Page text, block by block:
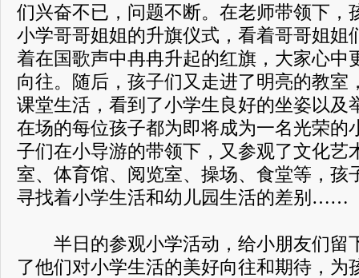
们兴奋不已，问题不断。在老师带领下，
小学哥哥姐姐的升旗仪式，看着哥哥姐姐
着在国歌声中冉冉升起的红旗，大家心中
向往。随后，孩子们又走进了明亮的教室
课堂生活，看到了小学生良好的坐姿以及
在场的每位孩子都为即将成为一名光荣的
子们在小导游的带领下，又参观了文化艺
室、体育馆、阅览室、操场、食堂等，孩
寻找着小学生活和幼儿园生活的差别……
半日的参观小学活动，给小朋友们留
了他们对小学生活的美好向往和期待，为